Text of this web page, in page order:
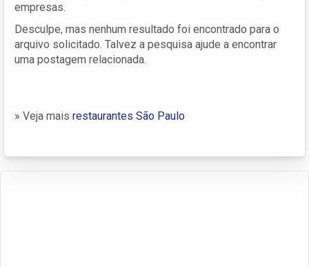
empresas.
Desculpe, mas nenhum resultado foi encontrado para o
arquivo solicitado. Talvez a pesquisa ajude a encontrar
uma postagem relacionada.
» Veja mais restaurantes São Paulo